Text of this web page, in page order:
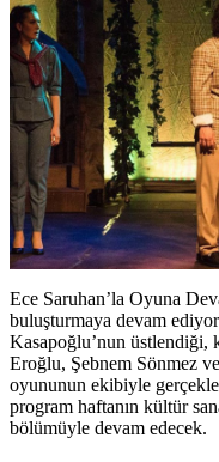
Ece Saruhan’la Oyuna
buluşturmaya devam
Kasapoğlu’nun üstlendiği,
Eroğlu, Şebnem Sönmez
oyununun ekibiyle
program haftanın kültür
bölümüyle devam edecek.